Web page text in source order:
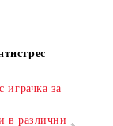
играчка за
в различни